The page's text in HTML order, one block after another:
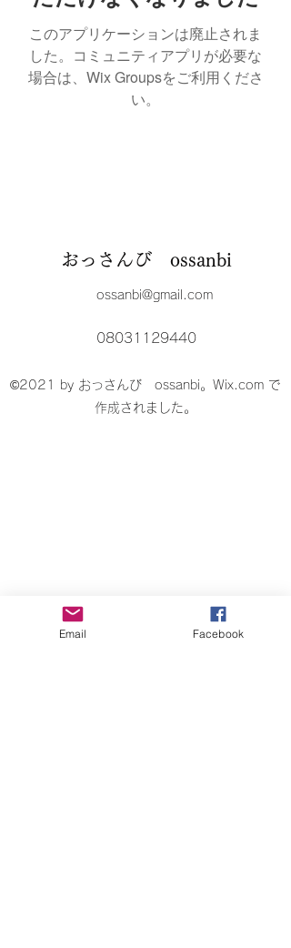
このアプリケーションは廃止されま
した。コミュニティアプリが必要な
場合は、Wix Groupsをご利用くださ
い。
おっさんび ossanbi
ossanbi@gmail.com
08031129440
©2021 by おっさんび ossanbi。Wix.com で
作成されました。
Email Facebook